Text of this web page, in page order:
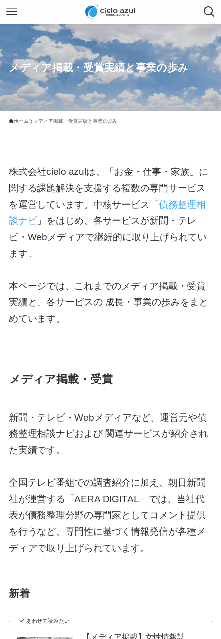
メディア掲載・受賞実績と事業の歩み
ホーム メディア掲載・受賞実績と事業の歩み
株式会社cielo azulは、「お金・仕事・家族」に
関する課題解決を支援する複数の専門サービス
を運営しています。中核サービス「 債務整理相
談ナビ」をはじめ、各サービスが新聞・テレ
ビ・Webメディアで継続的に取り上げられてい
ます。
本ページでは、これまでのメディア掲載・受賞
実績と、各サービスの 成長・事業の歩みをまと
めています。
メディア掲載・受賞
新聞・テレビ・Webメディアなど、運営元や債
務整理相談ナビおよび 関連サービスが紹介され
た実績です。
全国テレビ番組での調査紹介に加え、朝日新聞
社が運営する「AERA DIGITAL」では、当社代
表が債務整理分野の専門家としてコメント提供
を行うなど、専門性に基づく情報発信が各種メ
ディアで取り上げられています。
新着
あわせて読みたい
【メディア掲載】女性情報誌